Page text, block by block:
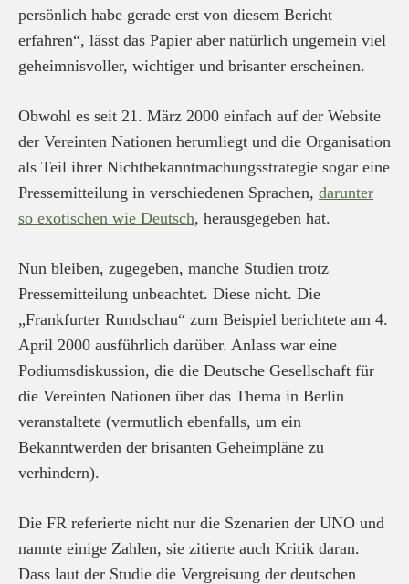
persönlich habe gerade erst von diesem Bericht
erfahren“, lässt das Papier aber natürlich ungemein viel
geheimnisvoller, wichtiger und brisanter erscheinen.
Obwohl es seit 21. März 2000 einfach auf der Website
der Vereinten Nationen herumliegt und die Organisation
als Teil ihrer Nichtbekanntmachungsstrategie sogar eine
Pressemitteilung in verschiedenen Sprachen, darunter
so exotischen wie Deutsch, herausgegeben hat.
Nun bleiben, zugegeben, manche Studien trotz
Pressemitteilung unbeachtet. Diese nicht. Die
„Frankfurter Rundschau“ zum Beispiel berichtete am 4.
April 2000 ausführlich darüber. Anlass war eine
Podiumsdiskussion, die die Deutsche Gesellschaft für
die Vereinten Nationen über das Thema in Berlin
veranstaltete (vermutlich ebenfalls, um ein
Bekanntwerden der brisanten Geheimpläne zu
verhindern).
Die FR referierte nicht nur die Szenarien der UNO und
nannte einige Zahlen, sie zitierte auch Kritik daran.
Dass laut der Studie die Vergreisung der deutschen